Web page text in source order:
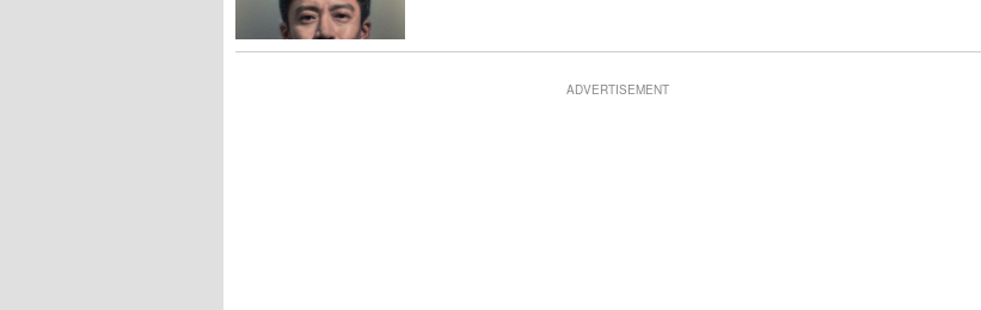
ADVERTISEMENT